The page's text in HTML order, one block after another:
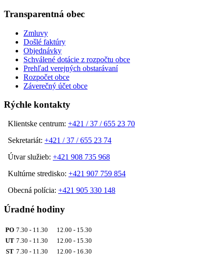
Transparentná obec
Zmluvy
Došlé faktúry
Objednávky
Schválené dotácie z rozpočtu obce
Prehľad verejných obstarávaní
Rozpočet obce
Záverečný účet obce
Rýchle kontakty
Klientske centrum: +421 / 37 / 655 23 70
Sekretariát: +421 / 37 / 655 23 74
Útvar služieb: +421 908 735 968
Kultúrne stredisko: +421 907 759 854
Obecná polícia: +421 905 330 148
Úradné hodiny
PO 7.30 - 11.30 12.00 - 15.30
UT 7.30 - 11.30 12.00 - 15.30
ST 7.30 - 11.30 12.00 - 16.30